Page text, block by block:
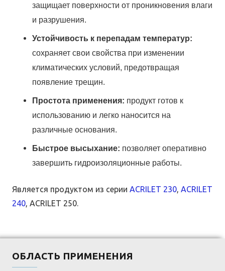
защищает поверхности от проникновения влаги
и разрушения.
Устойчивость к перепадам температур:
сохраняет свои свойства при изменении
климатических условий, предотвращая
появление трещин.
Простота применения: продукт готов к
использованию и легко наносится на
различные основания.
Быстрое высыхание: позволяет оперативно
завершить гидроизоляционные работы.
Является продуктом из серии ACRILET 230, ACRILET
240, ACRILET 250.
ОБЛАСТЬ ПРИМЕНЕНИЯ